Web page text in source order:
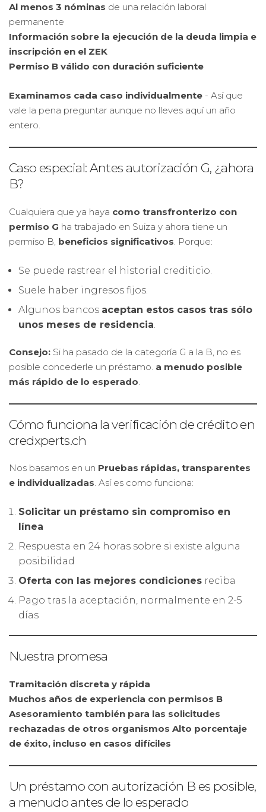
Al menos 3 nóminas de una relación laboral
permanente
Información sobre la ejecución de la deuda limpia e
inscripción en el ZEK
Permiso B válido con duración suficiente
Examinamos cada caso individualmente - Así que
vale la pena preguntar aunque no lleves aquí un año
entero.
Caso especial: Antes autorización G, ¿ahora
B?
Cualquiera que ya haya como transfronterizo con
permiso G ha trabajado en Suiza y ahora tiene un
permiso B, beneficios significativos . Porque:
Se puede rastrear el historial crediticio.
Suele haber ingresos fijos.
Algunos bancos aceptan estos casos tras sólo
unos meses de residencia
Consejo: Si ha pasado de la categoría G a la B, no es
posible concederle un préstamo. a menudo posible
más rápido de lo esperado
Cómo funciona la verificación de crédito en
credxperts.ch
Nos basamos en un Pruebas rápidas, transparentes
e individualizadas. Así es como funciona:
Solicitar un préstamo sin compromiso en
línea
Respuesta en 24 horas sobre si existe alguna
posibilidad
Oferta con las mejores condiciones reciba
Pago tras la aceptación, normalmente en 2-5
días
Nuestra promesa
Tramitación discreta y rápida
Muchos años de experiencia con permisos B
Asesoramiento también para las solicitudes
rechazadas de otros organismos Alto porcentaje
de éxito, incluso en casos difíciles
Un préstamo con autorización B es posible,
a menudo antes de lo esperado